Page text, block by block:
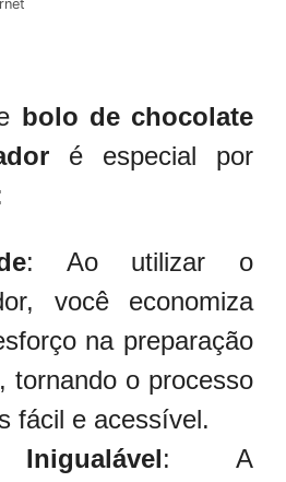
bolo de chocolate
é especial por
: Ao utilizar o
você economiza
na preparação
tornando o processo
fácil e acessível.
: A